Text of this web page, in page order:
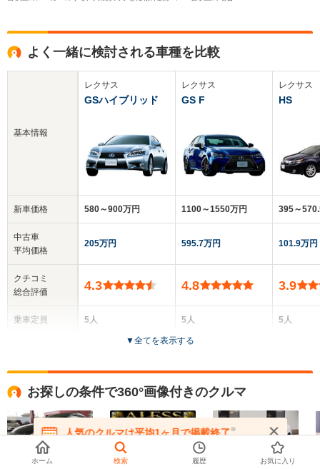
よく一緒に検討される車種を比較
基本情報
新車価格
中古車
平均価格
クチコミ
総合評価
乗車定員
サイズ
レクサス
GSハイブリッド
580～900万円
205万円
4.3
5人
1.46m
全幅
1.84m
レクサス
GS F
1100～1550万円
595.7万円
4.8
5人
4ドア
全高
1.44m
レクサス
HS
395～
101.9万円
3.9
5人
▼全てを表示する
お探しの条件で360°画像付きのクルマ
人気のクルマは平均1ヶ月で掲載終了※
在庫が無くなる前にお問い合わせください
ホーム 検索 履歴 お気に入り